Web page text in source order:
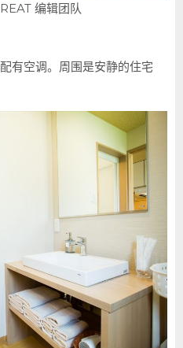
编辑团队
有空调。周围是安静的住宅